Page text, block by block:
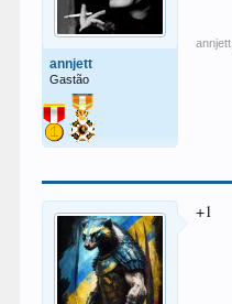
annjett
Gastão
annjett
+1